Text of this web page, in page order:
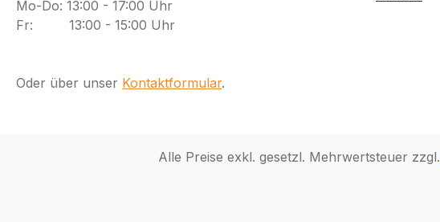
Mo-Do: 13:00 - 17:00 Uhr
Fr: 13:00 - 15:00 Uhr
Oder über unser Kontaktformular.
Alle Preise exkl. gesetzl. Mehrwertsteuer zzgl.